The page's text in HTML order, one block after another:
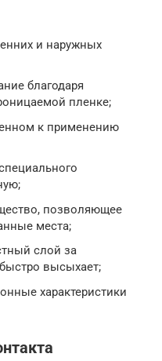
и наружных
благодаря
пленке;
к применению
позволяющее
места;
слой за
высыхает;
характеристики